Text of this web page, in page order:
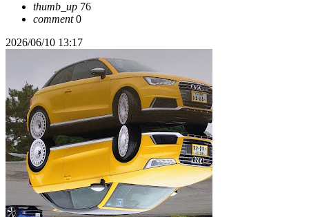
thumb_up 76
comment0
2026/06/10 13:17